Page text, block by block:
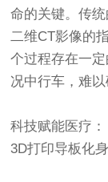
命的关键。传
二维CT影像的
个过程存在一
况中行车，难以
科技赋能医疗：
3D打印导板化